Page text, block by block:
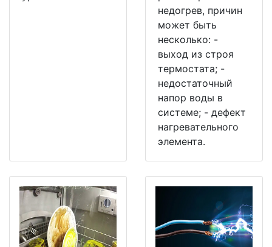
недогрев, причин
может быть
несколько: -
выход из строя
термостата; -
недостаточный
напор воды в
системе; - дефект
нагревательного
элемента.